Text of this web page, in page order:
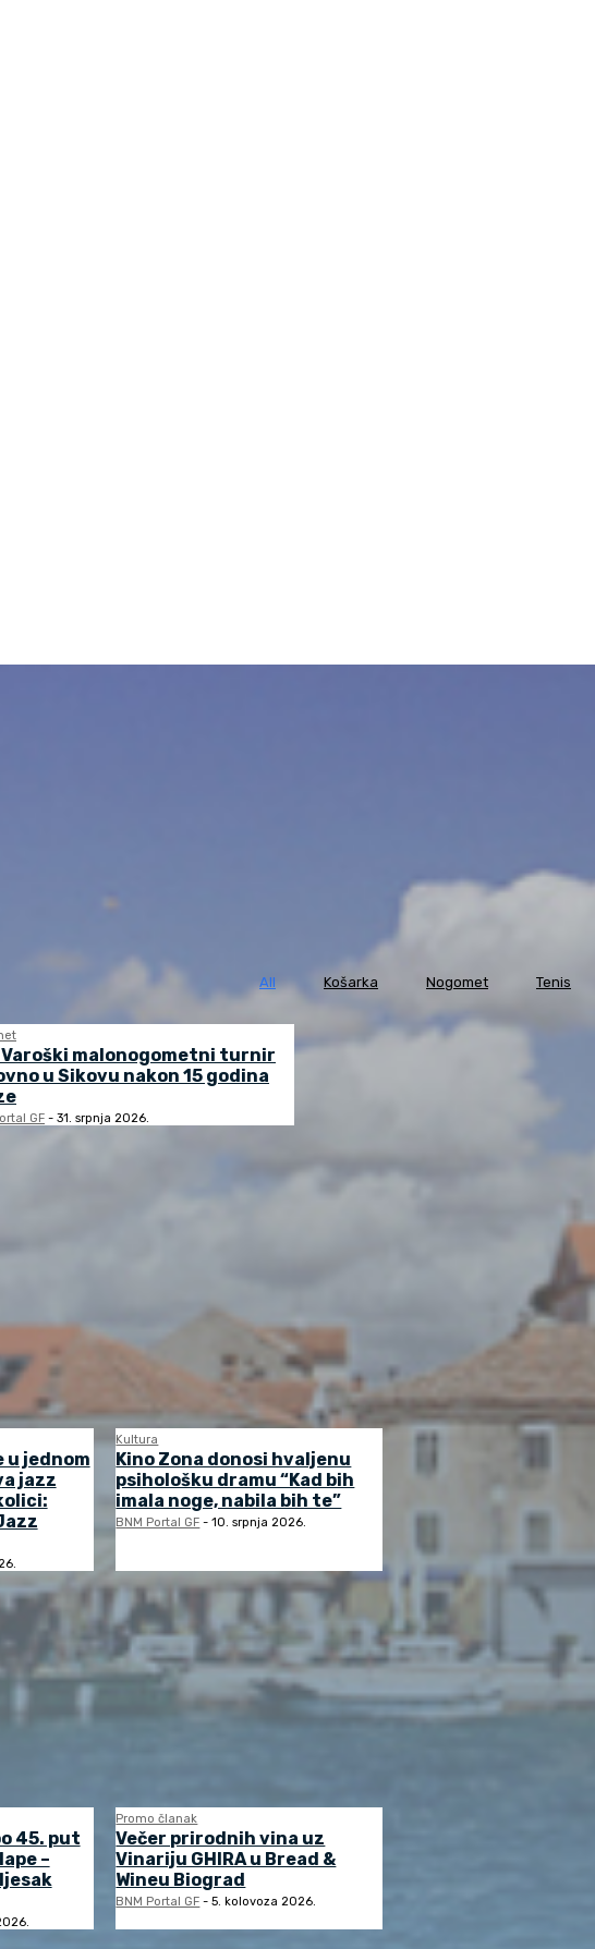
All Košarka Nogomet Tenis
malonogometni turnir
u Sikovu nakon 15 godina
GF - 31. srpnja 2026.
u jednom
jazz
Kultura
Kino Zona donosi hvaljenu
psihološku dramu “Kad bih
imala noge, nabila bih te”
BNM Portal GF - 10. srpnja 2026.
45. put
–
Promo članak
Večer prirodnih vina uz
Vinariju GHIRA u Bread &
Wineu Biograd
BNM Portal GF - 5. kolovoza 2026.